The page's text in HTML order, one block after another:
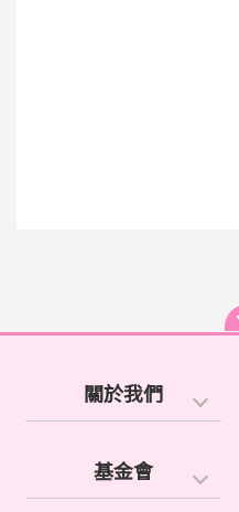
關於我們
基金會